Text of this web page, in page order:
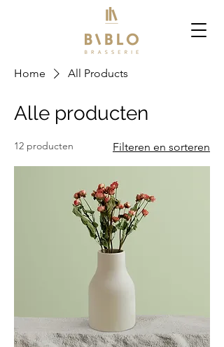
Home All Products
Alle producten
12 producten Filteren en sorteren